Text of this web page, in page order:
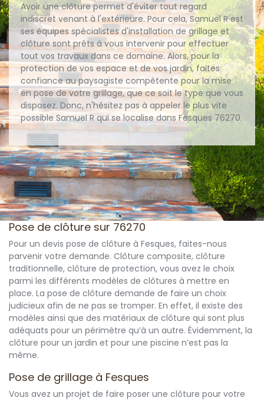
Avoir une clôture permet d'éviter tout regard
indiscret venant à l'extérieure. Pour cela, Samuel R est
ses équipes spécialistes d'installation de grillage et
clôture sont prêts à vous intervenir pour effectuer
tout vos travaux dans ce domaine. Alors, pour la
protection de vos espace et de vos jardin, faites
confiance au paysagiste compétente pour la mise
en pose de votre grillage, que ce soit le type que vous
disposez. Donc, n'hésitez pas à appeler le plus vite
possible Samuel R qui se localise dans Fesques 76270.
Pose de clôture sur 76270
Pour un devis pose de clôture à Fesques, faites-nous
parvenir votre demande. Clôture composite, clôture
traditionnelle, clôture de protection, vous avez le choix
parmi les différents modèles de clôtures à mettre en
place. La pose de clôture demande de faire un choix
judicieux afin de ne pas se tromper. En effet, il existe des
modèles ainsi que des matériaux de clôture qui sont plus
adéquats pour un périmètre qu’à un autre. Évidemment, la
clôture pour un jardin et pour une piscine n’est pas la
même.
Pose de grillage à Fesques
Vous avez un projet de faire poser une clôture pour votre